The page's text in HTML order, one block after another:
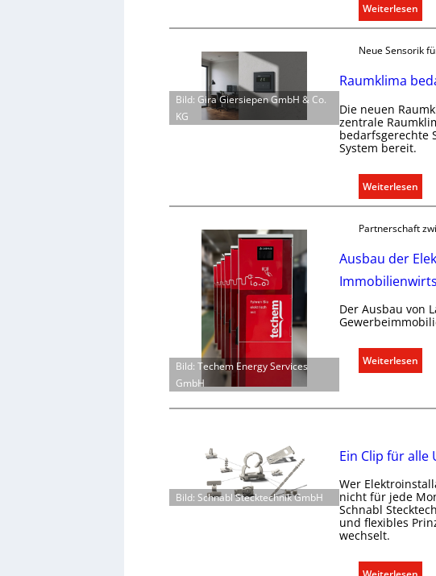
Weiterlesen:
T
r
k
m
m
u
i
k
a
t
o
n
i
t
S
y
e
.
Bild: Gira Giersiepen GmbH & Co.
KG
Neue Sensorik
Raumklima
Die neuen
zentrale
bedarfsgerechte
System bereit.
Weiterlesen:
R
u
m
l
i
m
e
a
e
r
e
Bild: Techem Energy Services
GmbH
Partnerschaft
Ausbau der
Der Ausbau von
Weiterlesen:
A
s
u
d
e
r
E
e
Bild: Schnabl Stecktechnik GmbH
Ein Clip für
Wer
nicht für jede
Schnabl
und flexibles
wechselt.
: